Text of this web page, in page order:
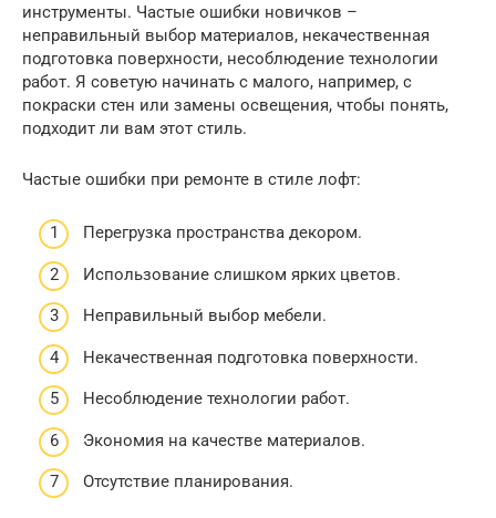
инструменты. Частые ошибки новичков –
неправильный выбор материалов, некачественная
подготовка поверхности, несоблюдение технологии
работ. Я советую начинать с малого, например, с
покраски стен или замены освещения, чтобы понять,
подходит ли вам этот стиль.
Частые ошибки при ремонте в стиле лофт:
Перегрузка пространства декором.
Использование слишком ярких цветов.
Неправильный выбор мебели.
Некачественная подготовка поверхности.
Несоблюдение технологии работ.
Экономия на качестве материалов.
Отсутствие планирования.